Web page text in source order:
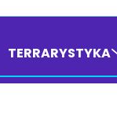
TERRARYSTYKA